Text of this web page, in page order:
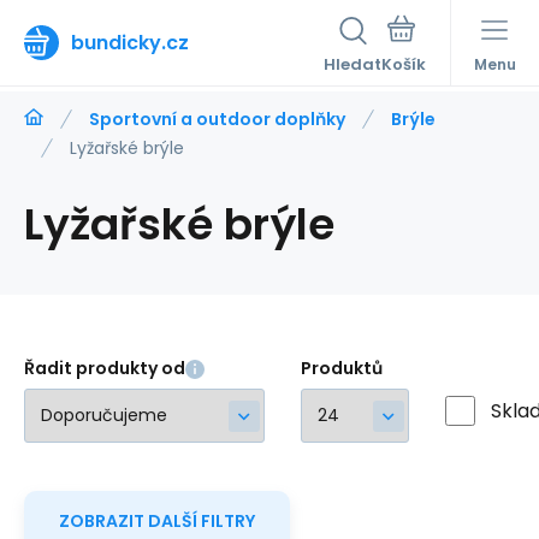
bundicky.cz
Hledat Menu
Sportovní a outdoor doplňky
Brýle
Lyžařské brýle
Lyžařské brýle
Řadit produkty od Produktů
ZOBRAZIT DALŠÍ FILTRY